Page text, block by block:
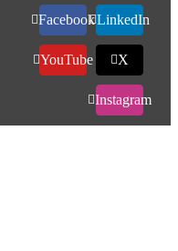
FacebookLinkedIn
YouTube X
Instagram